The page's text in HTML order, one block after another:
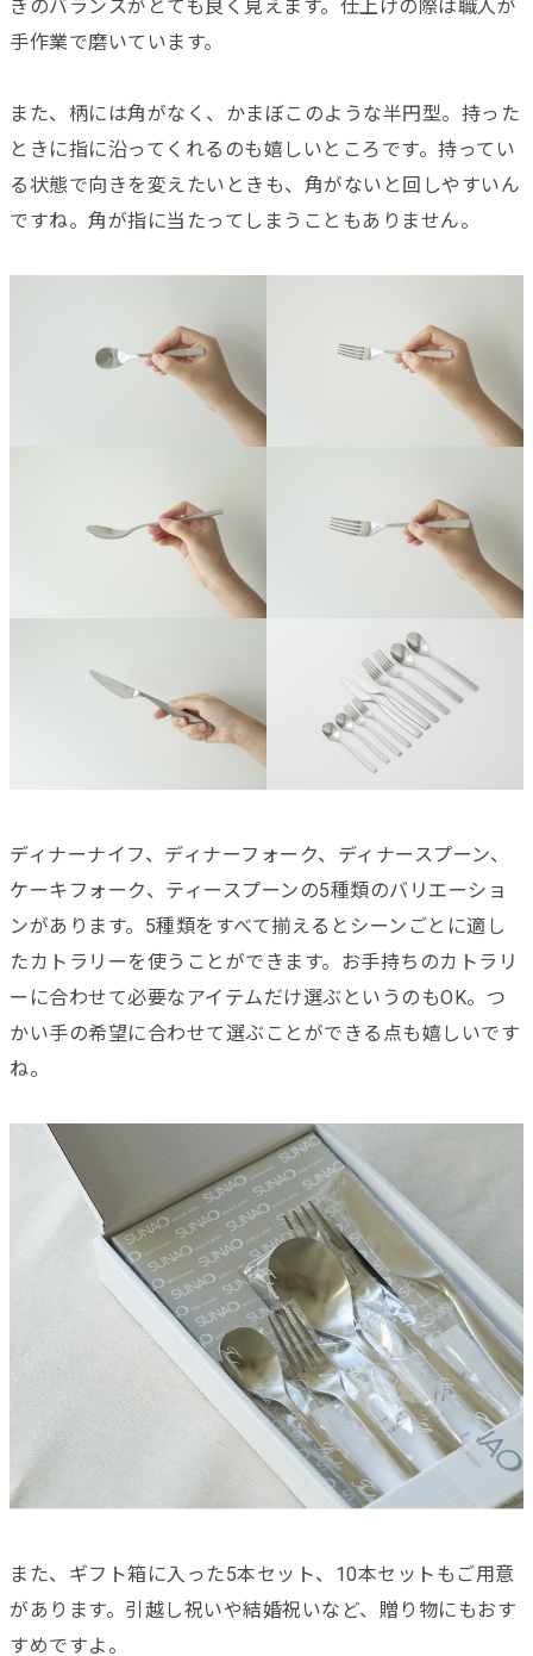
きのバランスがとても良く見えます。仕上げの際は職人が
手作業で磨いています。
また、柄には角がなく、かまぼこのような半円型。持った
ときに指に沿ってくれるのも嬉しいところです。持ってい
る状態で向きを変えたいときも、角がないと回しやすいん
ですね。角が指に当たってしまうこともありません。
ディナーナイフ、ディナーフォーク、ディナースプーン、
ケーキフォーク、ティースプーンの5種類のバリエーショ
ンがあります。5種類をすべて揃えるとシーンごとに適し
たカトラリーを使うことができます。お手持ちのカトラリ
ーに合わせて必要なアイテムだけ選ぶというのもOK。つ
かい手の希望に合わせて選ぶことができる点も嬉しいです
ね。
また、ギフト箱に入った5本セット、10本セットもご用意
があります。引越し祝いや結婚祝いなど、贈り物にもおす
すめですよ。